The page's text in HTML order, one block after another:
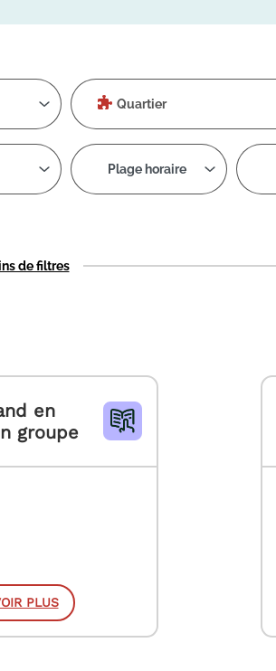
Quartier
Plage horaire
de filtres
en
groupe
PLUS